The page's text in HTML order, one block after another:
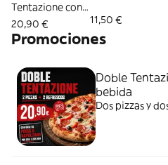
Tentazione con
postre
20,90 € 11,50 €
Promociones
Doble
bebida
Dos pizzas y